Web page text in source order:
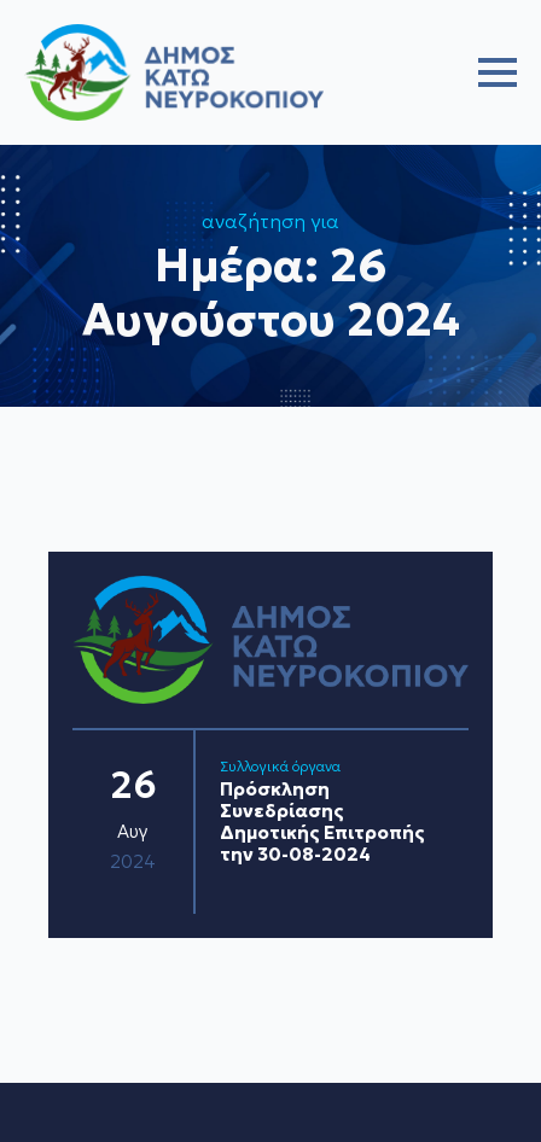
αναζήτηση για
Ημέρα: 26
Αυγούστου 2024
26
Αυγ
2024
Συλλογικά όργανα
Πρόσκληση
Συνεδρίασης
Δημοτικής Επιτροπής
την 30-08-2024